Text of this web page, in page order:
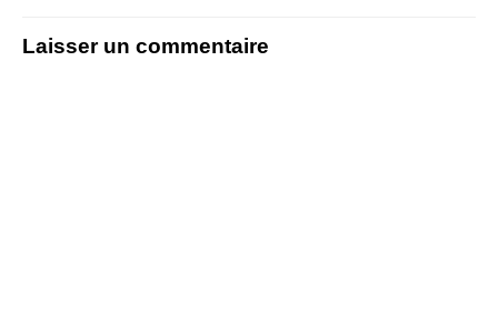
Laisser un commentaire